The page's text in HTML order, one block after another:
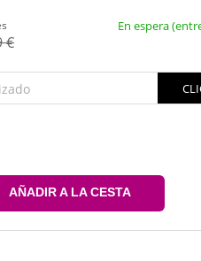
€
En espera
AÑADIR A LA CESTA